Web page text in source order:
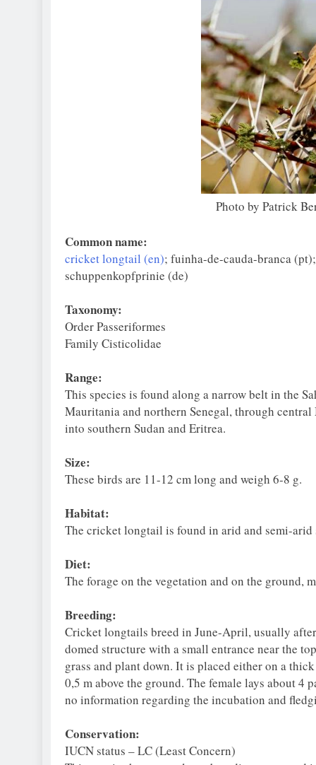
Photo by Patrick
Common name:
cricket longtail (en); fuinha-de-cauda-branca
schuppenkopfprinie (de)
Taxonomy:
Order Passeriformes
Family Cisticolidae
Range:
This species is found along a narrow belt in the
Mauritania and northern Senegal, through
into southern Sudan and Eritrea.
Size:
These birds are 11-12 cm long and weigh 6-8 g.
Habitat:
The cricket longtail is found in arid and semi-
Diet:
The forage on the vegetation and on the ground,
Breeding:
Cricket longtails breed in June-April, usually
domed structure with a small entrance near the
grass and plant down. It is placed either on a
0,5 m above the ground. The female lays about 4
no information regarding the incubation and
Conservation:
IUCN status – LC (Least Concern)